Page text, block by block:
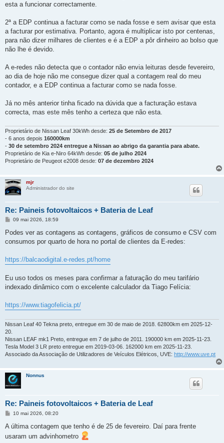
esta a funcionar correctamente.
2ª a EDP continua a facturar como se nada fosse e sem avisar que esta
a facturar por estimativa. Portanto, agora é multiplicar isto por centenas,
para não dizer milhares de clientes e é a EDP a pôr dinheiro ao bolso que
não lhe é devido.
A e-redes não detecta que o contador não envia leituras desde fevereiro,
ao dia de hoje não me consegue dizer qual a contagem real do meu
contador, e a EDP continua a facturar como se nada fosse.
Já no mês anterior tinha ficado na dúvida que a facturação estava
correcta, mas este mês tenho a certeza que não esta.
Proprietário de Nissan Leaf 30kWh desde: 25 de Setembro de 2017
- 6 anos depois 160000km
- 30 de setembro 2024 entregue a Nissan ao abrigo da garantia para abate.
Proprietário de Kia e-Niro 64kWh desde: 05 de julho 2024
Proprietário de Peugeot e2008 desde: 07 de dezembro 2024
mjr
Administrador do site
Re: Paineis fotovoltaicos + Bateria de Leaf
M
n
a
m
09 mai 2026, 18:59
Podes ver as contagens as contagens, gráficos de consumo e CSV com
consumos por quarto de hora no portal de clientes da E-redes:
https://balcaodigital.e-redes.pt/home
Eu uso todos os meses para confirmar a faturação do meu tarifário
indexado dinâmico com o excelente calculador da Tiago Felícia:
https://www.tiagofelicia.pt/
Nissan Leaf 40 Tekna preto, entregue em 30 de maio de 2018. 62800km em 2025-12-
20.
Nissan LEAF mk1 Preto, entregue em 7 de julho de 2011. 190000 km em 2025-11-23.
Tesla Model 3 LR preto entregue em 2019-03-06. 162000 km em 2025-11-23.
Associado da Associação de Utilizadores de Veículos Elétricos, UVE: http://www.uve.pt
Nonnus
Re: Paineis fotovoltaicos + Bateria de Leaf
M
n
a
10 mai 2026, 08:20
A última contagem que tenho é de 25 de fevereiro. Daí para frente
usaram um advinhometro